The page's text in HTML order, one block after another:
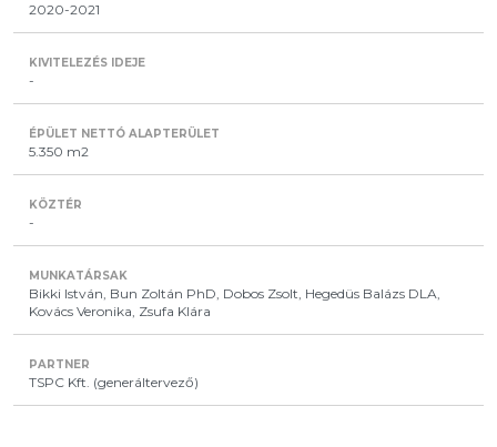
2020-2021
-
5.350 m2
-
Bikki István, Bun Zoltán PhD, Dobos Zsolt, Hegedüs Balázs DLA,
Kovács Veronika, Zsufa Klára
TSPC Kft. (generáltervező)